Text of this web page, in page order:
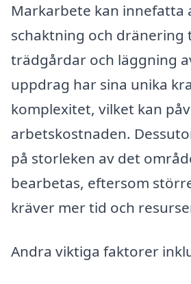
Markarbete kan innefatta
schaktning och dränering
trädgårdar och läggning
uppdrag har sina unika
komplexitet, vilket kan
arbetskostnaden.
på storleken av det
bearbetas, eftersom
kräver mer tid och
Andra viktiga faktorer